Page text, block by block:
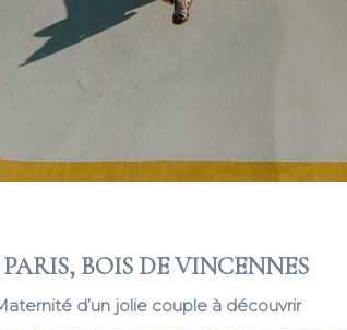
BOIS DE VINCENNES
d’un jolie couple à découvrir